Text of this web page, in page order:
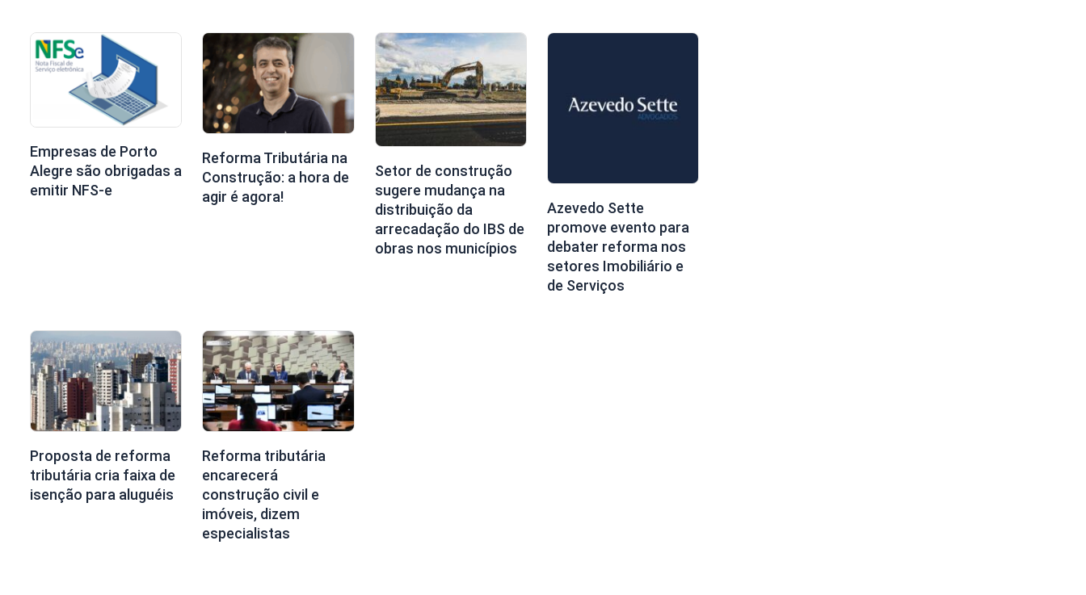
Empresas de Porto
Alegre são obrigadas a
emitir NFS-e
Reforma Tributária na
Construção: a hora de
agir é agora!
Setor de construção
sugere mudança na
distribuição da
arrecadação do IBS de
obras nos municípios
Azevedo Sette
promove evento para
debater reforma nos
setores Imobiliário e
de Serviços
Proposta de reforma
tributária cria faixa de
isenção para aluguéis
Reforma tributária
encarecerá
construção civil e
imóveis, dizem
especialistas